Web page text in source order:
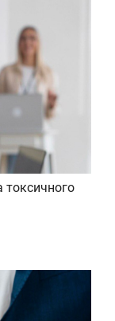
токсичного